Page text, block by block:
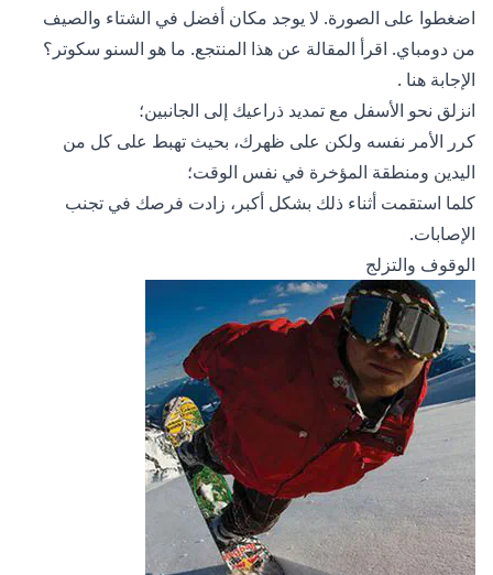
اضغطوا على الصورة. لا يوجد مكان أفضل في الشتاء والصيف
من دومباي. اقرأ المقالة عن هذا المنتجع. ما هو السنو سكوتر؟
الإجابة هنا .
انزلق نحو الأسفل مع تمديد ذراعيك إلى الجانبين؛
كرر الأمر نفسه ولكن على ظهرك، بحيث تهبط على كل من
اليدين ومنطقة المؤخرة في نفس الوقت؛
كلما استقمت أثناء ذلك بشكل أكبر، زادت فرصك في تجنب
الإصابات.
الوقوف والتزلج